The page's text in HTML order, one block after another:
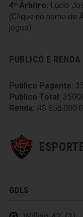
4º Árbitro: Lúcio
(Clique no nome do
jogos)
PUBLICO E RENDA
Publico Pagante:
Publico Total:
Renda: R$
GOLS